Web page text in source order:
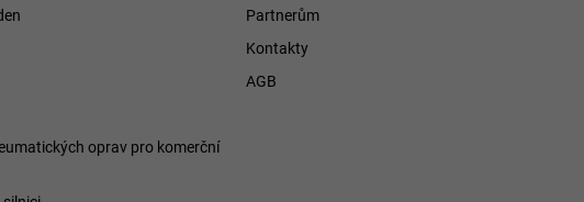
oprav pro komerční
Partnerům
Kontakty
AGB